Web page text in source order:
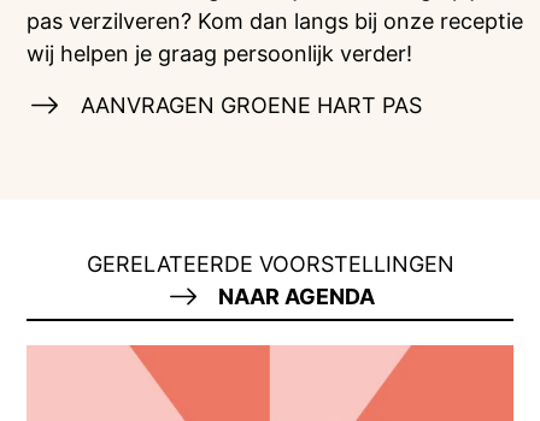
pas verzilveren? Kom dan langs bij onze receptie
wij helpen je graag persoonlijk verder!
AANVRAGEN GROENE HART PAS
GERELATEERDE VOORSTELLINGEN
NAAR AGENDA